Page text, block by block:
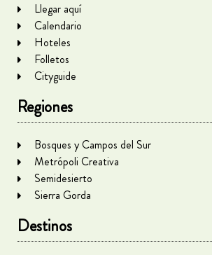
Llegar aquí
Calendario
Hoteles
Folletos
Cityguide
Regiones
Bosques y Campos del Sur
Metrópoli Creativa
Semidesierto
Sierra Gorda
Destinos